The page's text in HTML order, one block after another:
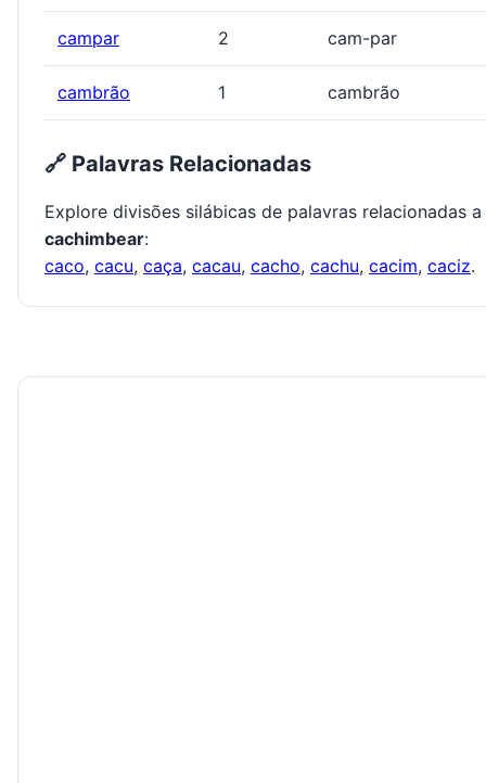
campar 2 cam-par
cambrão 1 cambrão
🔗 Palavras Relacionadas
Explore divisões silábicas de palavras relacionadas a
cachimbear:
caco, cacu, caça, cacau, cacho, cachu, cacim, caciz.